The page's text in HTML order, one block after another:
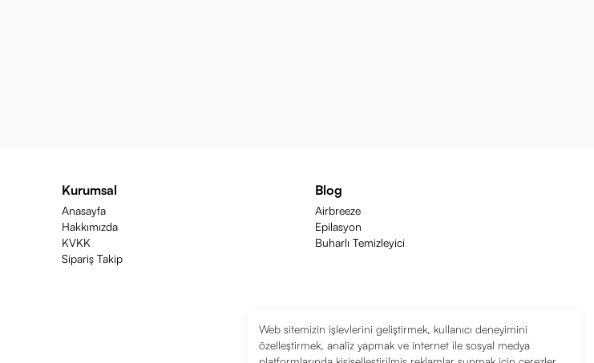
Web sitemizin işlevlerini geliştirmek, kullanıcı deneyimini
özelleştirmek, analiz yapmak ve internet ile sosyal medya
Kurumsal
Anasayfa
Hakkımızda
KVKK
Sipariş Takip
Blog
Airbreeze
Epilasyon
Buharlı Temizleyici